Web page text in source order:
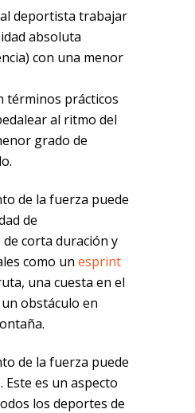
deportista trabajar
absoluta
con una menor
términos prácticos
al ritmo del
grado de
de la fuerza puede
de
corta duración y
como un esprint
una cuesta en el
obstáculo en
de la fuerza puede
es un aspecto
los deportes de